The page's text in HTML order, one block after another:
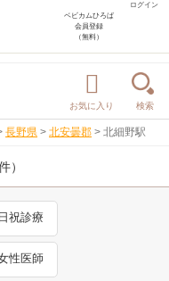
ログイン
ベビカムひろば
会員登録
（無料）
お気に入り 検索
長野県 > 北安曇郡 > 北細野駅
）
日祝診療
性医師